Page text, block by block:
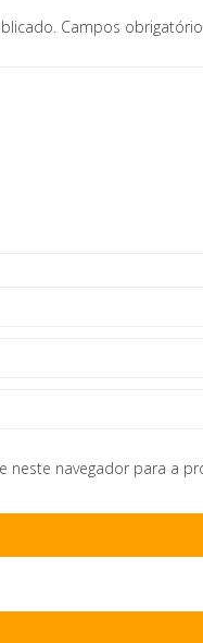
Campos
neste navegador para a